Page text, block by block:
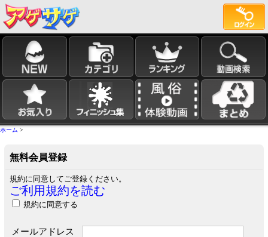
ホーム >
無料会員登録
規約に同意してご登録ください。
ご利用規約を読む
規約に同意する
メールアドレス